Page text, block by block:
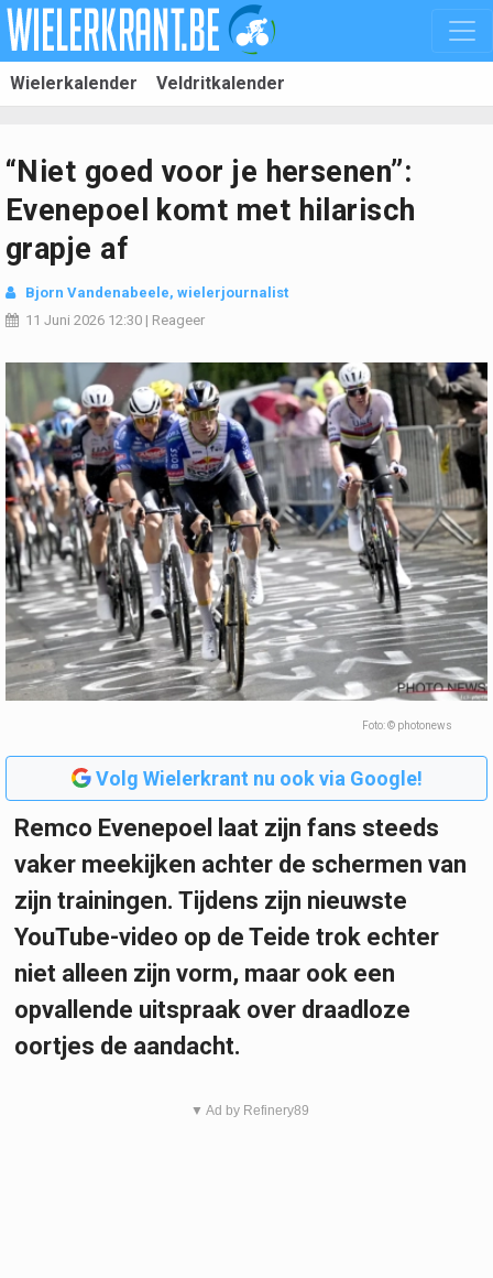
Wielerkalender Veldritkalender
“Niet goed voor je hersenen”:
Evenepoel komt met hilarisch
grapje af
Bjorn Vandenabeele, wielerjournalist
11 Juni 2026 12:30 | Reageer
Foto: © photonews
Volg Wielerkrant nu ook via Google!
Remco Evenepoel laat zijn fans steeds
vaker meekijken achter de schermen van
zijn trainingen. Tijdens zijn nieuwste
YouTube-video op de Teide trok echter
niet alleen zijn vorm, maar ook een
opvallende uitspraak over draadloze
oortjes de aandacht.
▼ Ad by Refinery89